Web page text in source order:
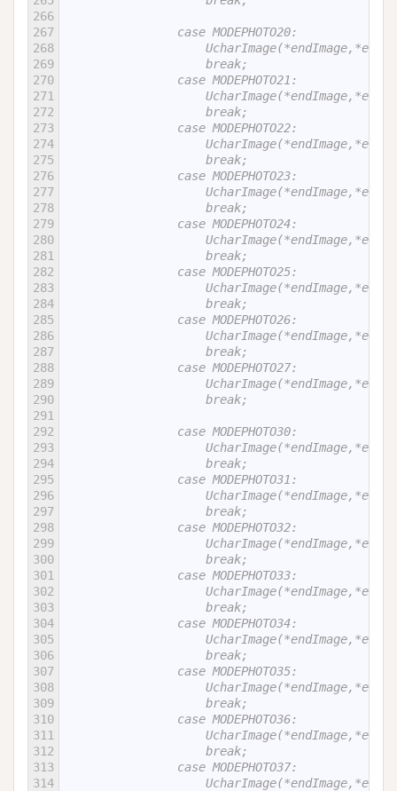
266
267
268
269
270
271
272
273
274
275
276
277
278
279
280
281
282
283
284
285
286
287
288
289
290
291
292
293
294
295
296
297
298
299
300
301
302
303
304
305
306
307
308
309
310
311
312
313
314
case MODEPHOTO20:
break;
case MODEPHOTO21:
break;
case MODEPHOTO22:
break;
case MODEPHOTO23:
break;
case MODEPHOTO24:
break;
case MODEPHOTO25:
break;
case MODEPHOTO26:
break;
case MODEPHOTO27:
break;
case MODEPHOTO30:
break;
case MODEPHOTO31:
break;
case MODEPHOTO32:
break;
case MODEPHOTO33:
break;
case MODEPHOTO34:
break;
case MODEPHOTO35:
break;
case MODEPHOTO36:
break;
case MODEPHOTO37: